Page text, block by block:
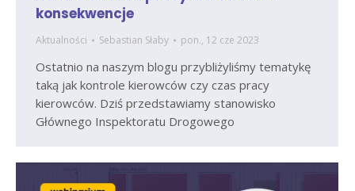
konsekwencje
Aktualności Sebastian Słaby pon., 12 cze 2023
Ostatnio na naszym blogu przybliżyliśmy tematykę
taką jak kontrole kierowców czy czas pracy
kierowców. Dziś przedstawiamy stanowisko
Głównego Inspektoratu Drogowego